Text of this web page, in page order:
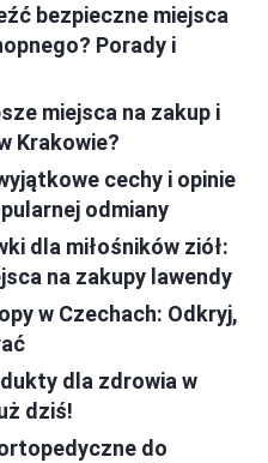
bezpieczne miejsca
Porady i
miejsca na zakup i
Krakowie?
cechy i opinie
odmiany
dla miłośników ziół:
na zakupy lawendy
w Czechach: Odkryj,
dla zdrowia w
dziś!
do